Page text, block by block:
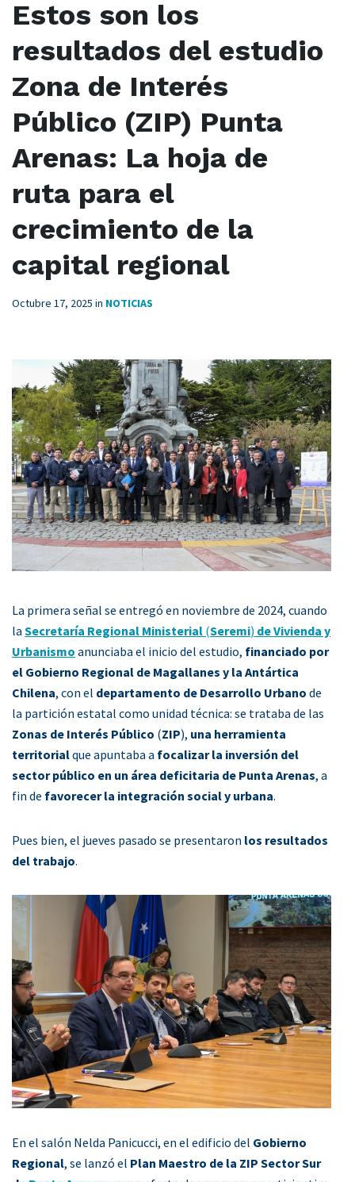
Estos son los
resultados del estudio
Zona de Interés
Público (ZIP) Punta
Arenas: La hoja de
ruta para el
crecimiento de la
capital regional
Octubre 17, 2025 in NOTICIAS
La primera señal se entregó en noviembre de 2024, cuando
la Secretaría Regional Ministerial (Seremi) de Vivienda y
Urbanismo anunciaba el inicio del estudio, financiado por
el Gobierno Regional de Magallanes y la Antártica
Chilena, con el departamento de Desarrollo Urbano de
la partición estatal como unidad técnica: se trataba de las
Zonas de Interés Público (ZIP), una herramienta
territorialque apuntaba a focalizar la inversión del
sector público en un área deficitaria de Punta Arenas, a
fin de favorecer la integración social y urbana.
Pues bien, el jueves pasado se presentaron los resultados
del trabajo.
En el salón Nelda Panicucci, en el edificio del Gobierno
Regional, se lanzó el Plan Maestro de la ZIP Sector Sur